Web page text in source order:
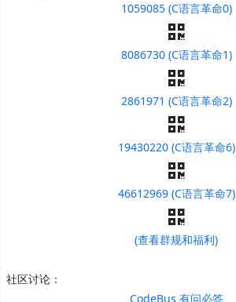
1059085 (C语言革命0)
8086730 (C语言革命1)
2861971 (C语言革命2)
19430220 (C语言革命6)
46612969 (C语言革命7)
(查看群规和福利)
社区讨论：
CodeBus 有问必答